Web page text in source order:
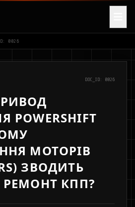
0026
DOC_ID: 0026
POWERSHIFT
МОТОРІВ
ЗВОДИТЬ
РЕМОНТ КПП?